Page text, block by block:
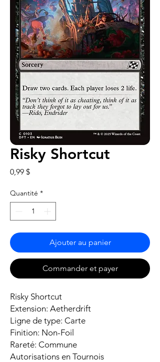
Risky Shortcut
0,99 $Prix
Quantité *
Ajouter au panier
Commander et payer
Risky Shortcut
Extension: Aetherdrift
Ligne de type: Carte
Finition: Non-Foil
Rareté: Commune
Autorisations en Tournois